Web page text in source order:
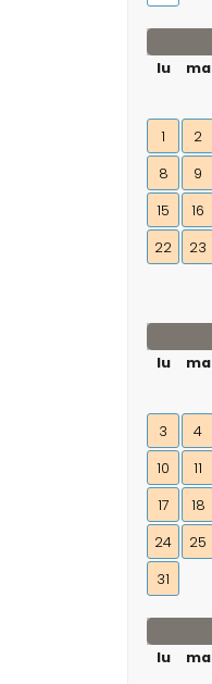
lu
ma
1 2
8
9
15
16
22
23
lu
ma
3
4
10
11
17
18
24
25
31
lu
ma